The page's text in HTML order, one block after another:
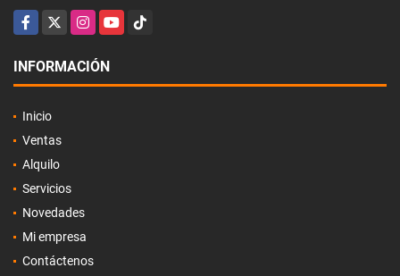
Facebook
X InstagramYouTubeTikTok
INFORMACIÓN
Inicio
Ventas
Alquilo
Servicios
Novedades
Mi empresa
Contáctenos